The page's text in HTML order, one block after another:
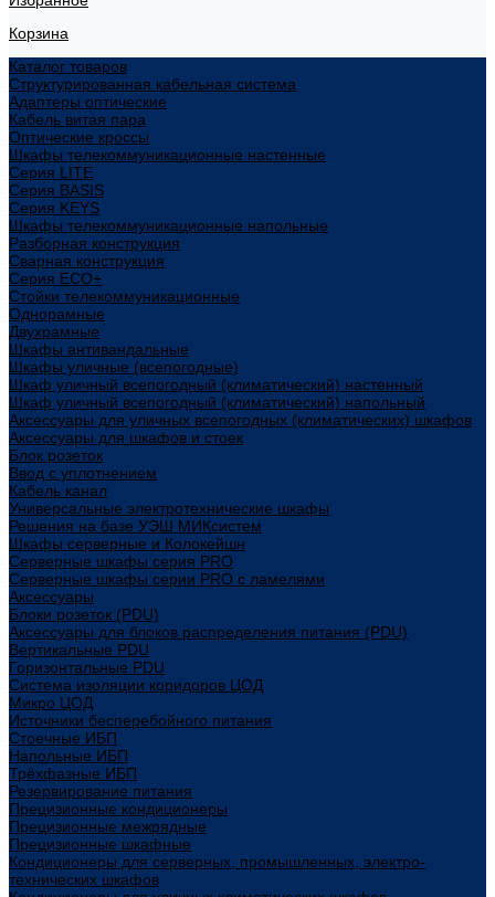
Корзина
Каталог товаров
Структурированная кабельная система
Адаптеры оптические
Кабель витая пара
Оптические кроссы
Шкафы телекоммуникационные настенные
Cерия LITE
Cерия BASIS
Cерия KEYS
Шкафы телекоммуникационные напольные
Разборная конструкция
Сварная конструкция
Серия ECO+
Стойки телекоммуникационные
Однорамные
Двухрамные
Шкафы антивандальные
Шкафы уличные (всепогодные)
Шкаф уличный всепогодный (климатический) настенный
Шкаф уличный всепогодный (климатический) напольный
Аксессуары для уличных всепогодных (климатических) шкафов
Аксессуары для шкафов и стоек
Блок розеток
Ввод с уплотнением
Кабель канал
Универсальные электротехнические шкафы
Решения на базе УЭШ МИКсистем
Шкафы серверные и Колокейшн
Серверные шкафы серия PRO
Серверные шкафы серии PRO с ламелями
Аксессуары
Блоки розеток (PDU)
Аксессуары для блоков распределения питания (PDU)
Вертикальные PDU
Горизонтальные PDU
Система изоляции коридоров ЦОД
Микро ЦОД
Источники бесперебойного питания
Стоечные ИБП
Напольные ИБП
Трёхфазные ИБП
Резервирование питания
Прецизионные кондиционеры
Прецизионные межрядные
Прецизионные шкафные
Кондиционеры для серверных, промышленных, электро-
технических шкафов